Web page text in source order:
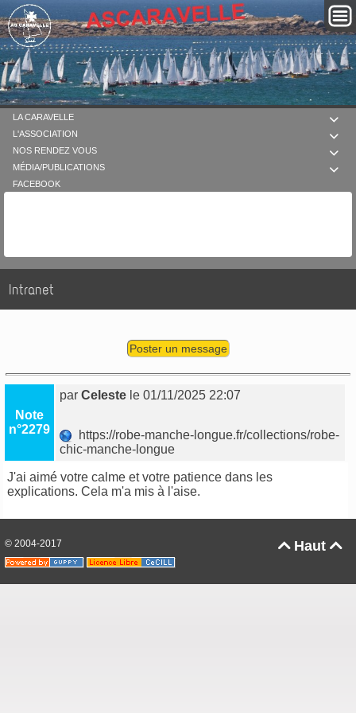

LA CARAVELLE

L'ASSOCIATION

NOS RENDEZ VOUS

MÉDIA/PUBLICATIONS
FACEBOOK
Intranet
Poster un message
Note
n°2279
parCeleste le 01/11/2025 22:07
https://robe-manche-longue.fr/collections/robe-
chic-manche-longue
J'ai aimé votre calme et votre patience dans les
explications. Cela m'a mis à l'aise.
Haut 
© 2004-2017